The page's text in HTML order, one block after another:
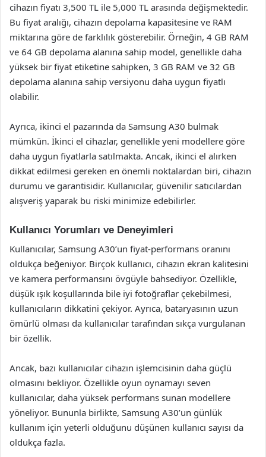
cihazın fiyatı 3,500 TL ile 5,000 TL arasında değişmektedir.
Bu fiyat aralığı, cihazın depolama kapasitesine ve RAM
miktarına göre de farklılık gösterebilir. Örneğin, 4 GB RAM
ve 64 GB depolama alanına sahip model, genellikle daha
yüksek bir fiyat etiketine sahipken, 3 GB RAM ve 32 GB
depolama alanına sahip versiyonu daha uygun fiyatlı
olabilir.
Ayrıca, ikinci el pazarında da Samsung A30 bulmak
mümkün. İkinci el cihazlar, genellikle yeni modellere göre
daha uygun fiyatlarla satılmakta. Ancak, ikinci el alırken
dikkat edilmesi gereken en önemli noktalardan biri, cihazın
durumu ve garantisidir. Kullanıcılar, güvenilir satıcılardan
alışveriş yaparak bu riski minimize edebilirler.
Kullanıcı Yorumları ve Deneyimleri
Kullanıcılar, Samsung A30’un fiyat-performans oranını
oldukça beğeniyor. Birçok kullanıcı, cihazın ekran kalitesini
ve kamera performansını övgüyle bahsediyor. Özellikle,
düşük ışık koşullarında bile iyi fotoğraflar çekebilmesi,
kullanıcıların dikkatini çekiyor. Ayrıca, bataryasının uzun
ömürlü olması da kullanıcılar tarafından sıkça vurgulanan
bir özellik.
Ancak, bazı kullanıcılar cihazın işlemcisinin daha güçlü
olmasını bekliyor. Özellikle oyun oynamayı seven
kullanıcılar, daha yüksek performans sunan modellere
yöneliyor. Bununla birlikte, Samsung A30’un günlük
kullanım için yeterli olduğunu düşünen kullanıcı sayısı da
oldukça fazla.